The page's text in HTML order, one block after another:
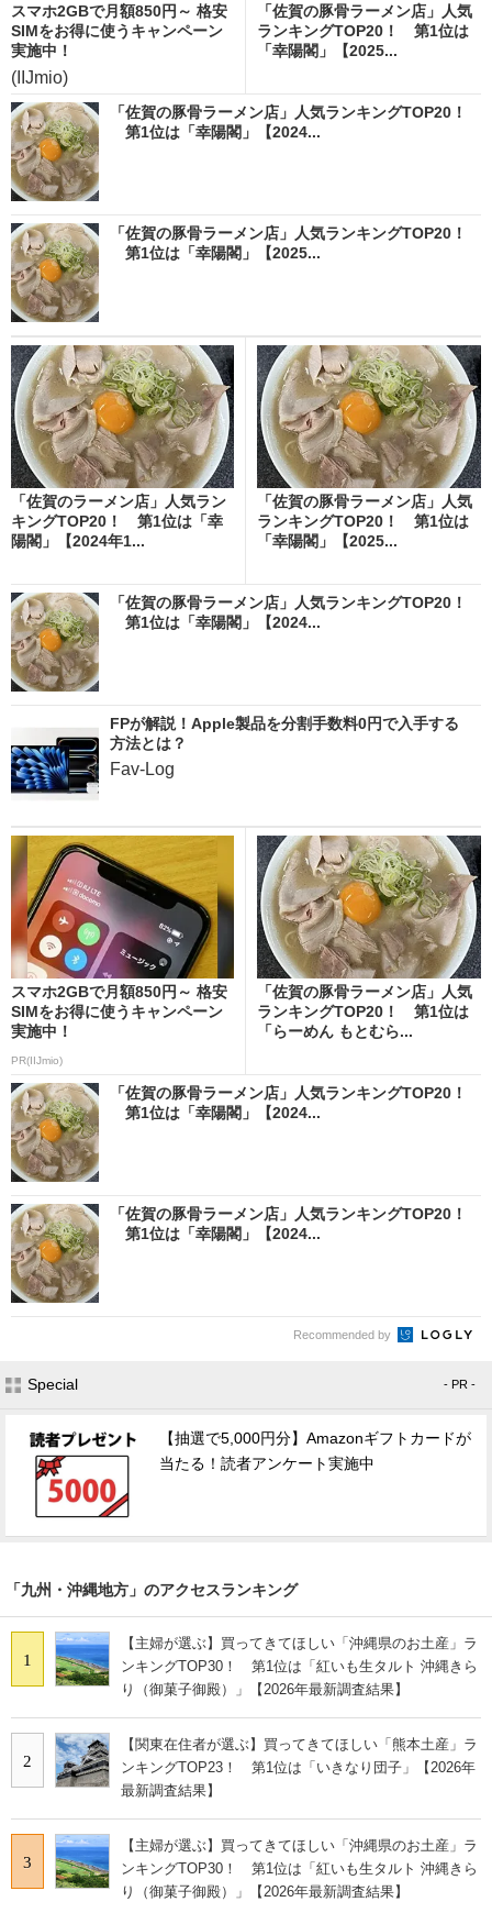
スマホ2GBで月額850円～ 格安
SIMをお得に使うキャンペーン
実施中！
(IIJmio)
「佐賀の豚骨ラーメン店」人気
ランキングTOP20！ 第1位は
「幸陽閣」【2025...
「佐賀の豚骨ラーメン店」人気ランキングTOP20！
第1位は「幸陽閣」【2024...
「佐賀の豚骨ラーメン店」人気ランキングTOP20！
第1位は「幸陽閣」【2025...
「佐賀のラーメン店」人気ラン
キングTOP20！ 第1位は「幸
陽閣」【2024年1...
「佐賀の豚骨ラーメン店」人気
ランキングTOP20！ 第1位は
「幸陽閣」【2025...
「佐賀の豚骨ラーメン店」人気ランキングTOP20！
第1位は「幸陽閣」【2024...
FPが解説！Apple製品を分割手数料0円で入手する
方法とは？
Fav-Log
スマホ2GBで月額850円～ 格安
SIMをお得に使うキャンペーン
実施中！
PR(IIJmio)
「佐賀の豚骨ラーメン店」人気
ランキングTOP20！ 第1位は
「らーめん もとむら...
「佐賀の豚骨ラーメン店」人気ランキングTOP20！
第1位は「幸陽閣」【2024...
「佐賀の豚骨ラーメン店」人気ランキングTOP20！
第1位は「幸陽閣」【2024...
Recommended by
Special - PR -
【抽選で5,000円分】Amazonギフトカードが
当たる！読者アンケート実施中
「九州・沖縄地方」のアクセスランキング
1
【主婦が選ぶ】買ってきてほしい「沖縄県のお土産」ラ
ンキングTOP30！ 第1位は「紅いも生タルト 沖縄きら
り（御菓子御殿）」【2026年最新調査結果】
2
【関東在住者が選ぶ】買ってきてほしい「熊本土産」ラ
ンキングTOP23！ 第1位は「いきなり団子」【2026年
最新調査結果】
3
【主婦が選ぶ】買ってきてほしい「沖縄県のお土産」ラ
ンキングTOP30！ 第1位は「紅いも生タルト 沖縄きら
り（御菓子御殿）」【2026年最新調査結果】